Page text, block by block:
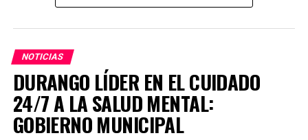
arraigo en sus comunidades.
Dany Soto aseguró que la alianza entre PRI y PAN no
responde a cuotas, sino a la búsqueda de los mejores
perfiles para enfrentar el reto electoral. “No hay un solo
municipio negociado ni entregado. Hemos construido un
equipo basado en el mérito, la cercanía con la
NOTICIAS
DURANGO LÍDER EN EL CUIDADO
24/7 A LA SALUD MENTAL:
GOBIERNO MUNICIPAL